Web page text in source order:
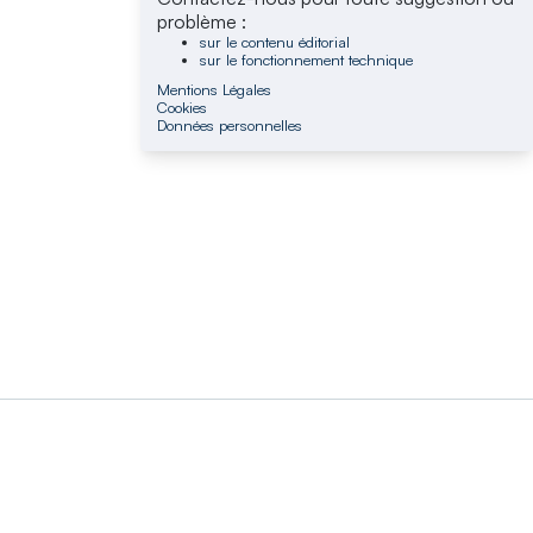
problème :
sur le contenu éditorial
sur le fonctionnement technique
Mentions Légales
Cookies
Données personnelles